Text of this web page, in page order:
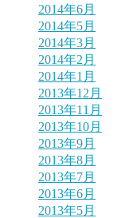
2014年6月
2014年5月
2014年3月
2014年2月
2014年1月
2013年12月
2013年11月
2013年10月
2013年9月
2013年8月
2013年7月
2013年6月
2013年5月